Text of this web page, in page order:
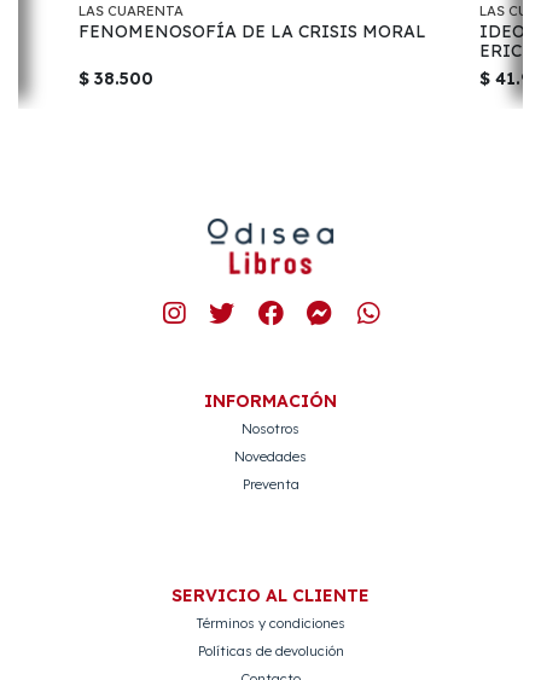
LAS CUARENTA
FENOMENOSOFÍA DE LA CRISIS MORAL
$ 38.500
LAS
$
INFORMACIÓN
Nosotros
Novedades
Preventa
SERVICIO AL CLIENTE
Términos y condiciones
Políticas de devolución